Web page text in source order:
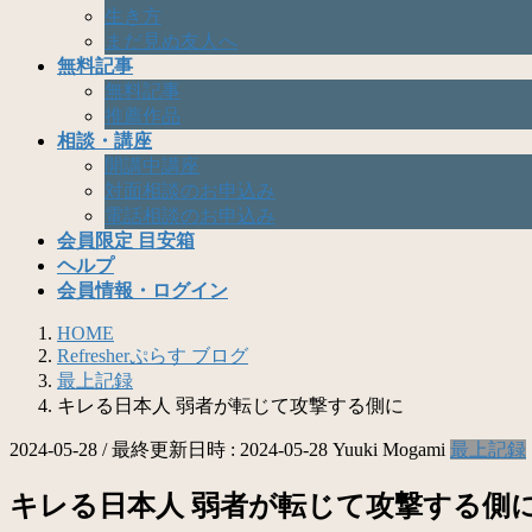
生き方
まだ見ぬ友人へ
無料記事
無料記事
推薦作品
相談・講座
開講中講座
対面相談のお申込み
電話相談のお申込み
会員限定 目安箱
ヘルプ
会員情報・ログイン
HOME
Refresherぷらす ブログ
最上記録
キレる日本人 弱者が転じて攻撃する側に
2024-05-28 / 最終更新日時 : 2024-05-28 Yuuki Mogami 最上記録
キレる日本人 弱者が転じて攻撃する側